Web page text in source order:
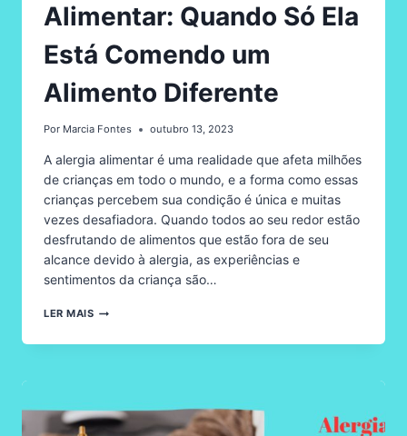
Alimentar: Quando Só Ela
Está Comendo um
Alimento Diferente
Por Marcia Fontes outubro 13, 2023
A alergia alimentar é uma realidade que afeta milhões
de crianças em todo o mundo, e a forma como essas
crianças percebem sua condição é única e muitas
vezes desafiadora. Quando todos ao seu redor estão
desfrutando de alimentos que estão fora de seu
alcance devido à alergia, as experiências e
sentimentos da criança são…
LER MAISA
ALIMENTAR:
QUANDO